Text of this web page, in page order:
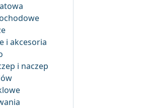
i akcesoria
i naczep